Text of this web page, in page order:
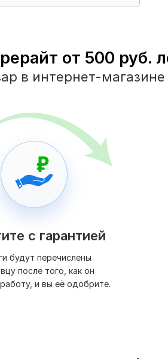
от 500 руб.
в интернет-магазине
с гарантией
будут перечислены
после того, как он
и вы её одобрите.